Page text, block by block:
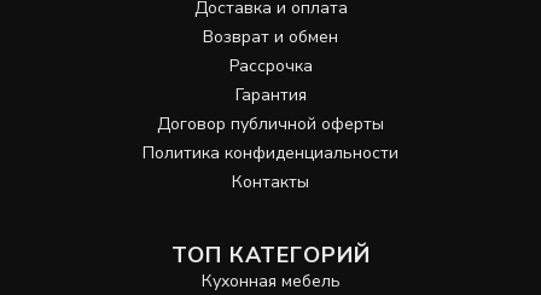
Доставка и оплата
Возврат и обмен
Рассрочка
Гарантия
Договор публичной оферты
Политика конфиденциальности
Контакты
ТОП КАТЕГОРИЙ
Кухонная мебель